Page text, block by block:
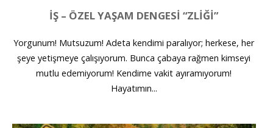
İŞ – ÖZEL YAŞAM DENGESI “ZLIĞI”
Yorgunum! Mutsuzum! Adeta kendimi paralıyor; herkese, her
şeye yetişmeye çalışıyorum. Bunca çabaya rağmen kimseyi
mutlu edemiyorum! Kendime vakit ayıramıyorum!
Hayatımın...